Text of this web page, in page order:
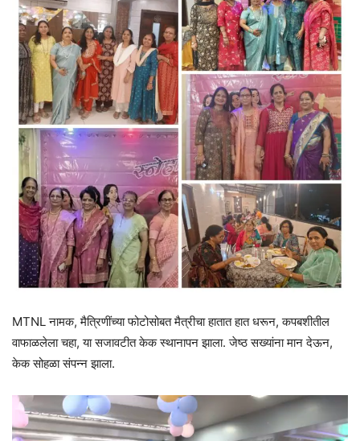
MTNL नामक, मैत्रिणींच्या फोटोसोबत मैत्रीचा हातात हात धरून, कपबशीतील
वाफाळलेला चहा, या सजावटीत केक स्थानापन झाला. जेष्ठ सख्यांना मान देऊन,
केक सोहळा संपन्न झाला.